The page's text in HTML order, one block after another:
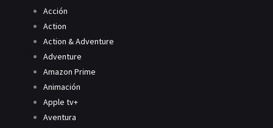
Acción
Action
Action & Adventure
Adventure
Amazon Prime
Animación
Apple tv+
Aventura